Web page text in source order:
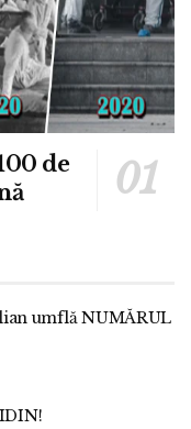
de
umflă NUMĂRUL